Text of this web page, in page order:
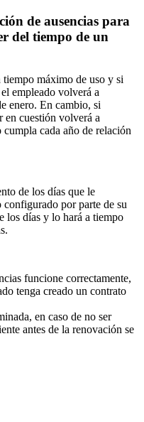
de ausencias para
del tiempo de un
tiempo máximo de uso y si
el empleado volverá a
enero. En cambio, si
en cuestión volverá a
cumpla cada año de relación
de los días que le
configurado por parte de su
los días y lo hará a tiempo
.
funcione correctamente,
tenga creado un contrato
, en caso de no ser
antes de la renovación se